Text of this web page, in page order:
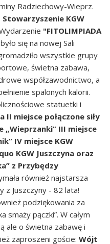
Radziechowy-Wieprz.
Stowarzyszenie KGW
"FITOLIMPIADA
się na nowej Sali
wszystkie grupy
świetna zabawa,
współzawodnictwo, a
spalonych kalorii.
statuetki i
II miejsce połączone siły
„Wieprzanki” III miejsce
IV miejsce KGW
KGW Juszczyna oraz
z Przybędzy
również najstarsza
z Juszczyny - 82 lata!
podziękowania za
smaży pączki”. W całym
ale o świetna zabawę i
zaproszeni goście: Wójt